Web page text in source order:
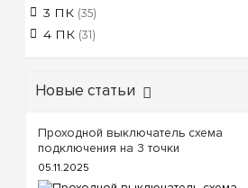
3 ПК (35)
4 ПК (31)
Новые статьи
Проходной выключатель схема
подключения на 3 точки
05.11.2025